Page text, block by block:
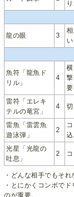
龍の眼 3
魚符「龍魚ド
リル」
4
要
雷符「エレキ
テルの竜宮」
4
雷魚「雷雲魚
遊泳弾」
2
込
光星「光龍の
吐息」
2
・どんな相手でもそれ
・とにかくコンボで
のが重要。